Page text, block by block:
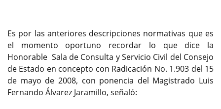
Es por las anteriores descripciones normativas que es
el momento oportuno recordar lo que dice la
Honorable Sala de Consulta y Servicio Civil del Consejo
de Estado en concepto con Radicación No. 1.903 del 15
de mayo de 2008, con ponencia del Magistrado Luis
Fernando Álvarez Jaramillo, señaló: